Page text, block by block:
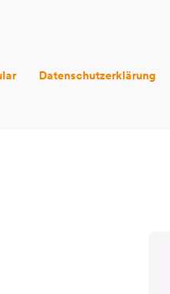
Datenschutzerklärung